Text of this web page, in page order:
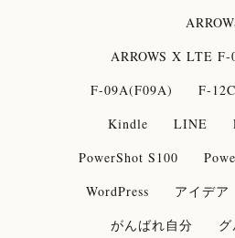
ARROWS X LTE
F-09A(F09A)
F-
Kindle
LINE
PowerShot S100
WordPress
アイデア
がんばれ自分
グ